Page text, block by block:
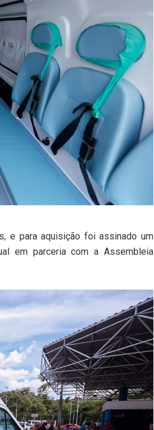
e para aquisição foi assinado um
em parceria com a Assembleia